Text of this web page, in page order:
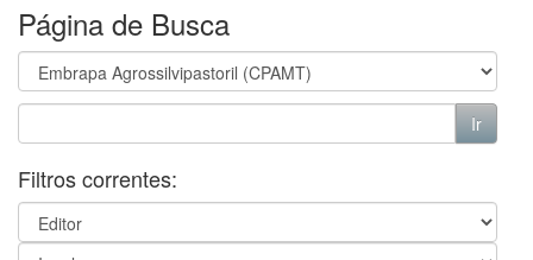
Página de Busca
Filtros correntes: